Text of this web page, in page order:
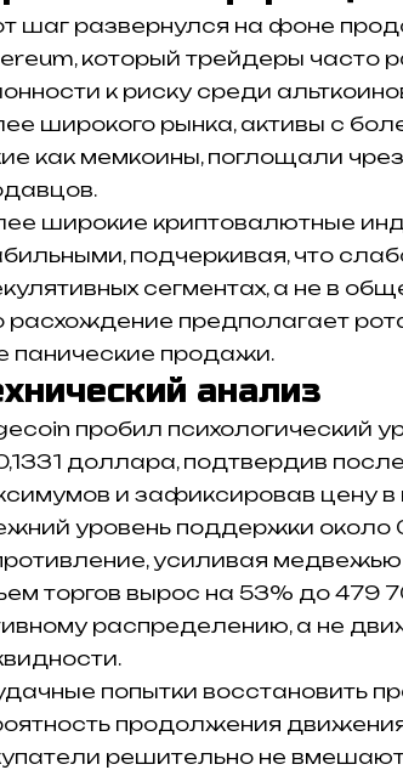
шаг развернулся на фоне
который трейдеры часто
к риску среди
широкого рынка, активы с
как мемкоины, поглощали
широкие криптовалютные
подчеркивая, что
сегментах, а не в
расхождение предполагает
панические продажи.
анализ
пробил психологический
доллара, подтвердив
и зафиксировав цену
уровень поддержки около
усиливая медвежью
торгов вырос на 53% до 479
распределению, а не
попытки восстановить
продолжения
решительно не